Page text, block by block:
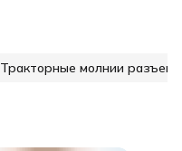
Тракторные молнии